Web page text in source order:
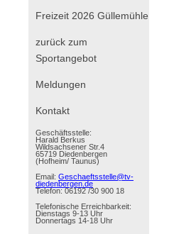
Freizeit 2026 Güllemühle
zurück zum
Sportangebot
Navigation
Meldungen
Kontakt
Geschäftsstelle:
Harald Berkus
Wildsachsener Str.4
65719 Diedenbergen
(Hofheim/ Taunus)
Email: Geschaeftsstelle@tv-
diedenbergen.de
Telefon: 06192 /30 900 18
Telefonische Erreichbarkeit:
Dienstags 9-13 Uhr
Donnertags 14-18 Uhr